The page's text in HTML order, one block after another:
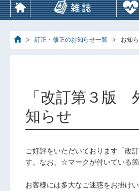
訂正・修正のお知らせ一覧 お知
「改訂第３版
知らせ
ご好評をいただいております「改
す。なお、☆マークが付いている
お客様には多大なご迷惑をお掛け